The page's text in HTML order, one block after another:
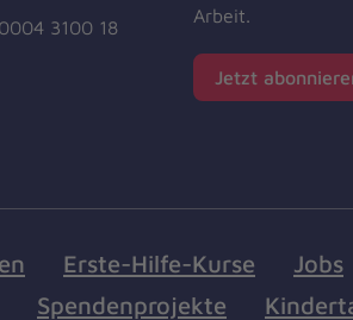
3100 18
Arbeit.
Jetzt
Erste-Hilfe-Kurse Jobs
Spendenprojekte